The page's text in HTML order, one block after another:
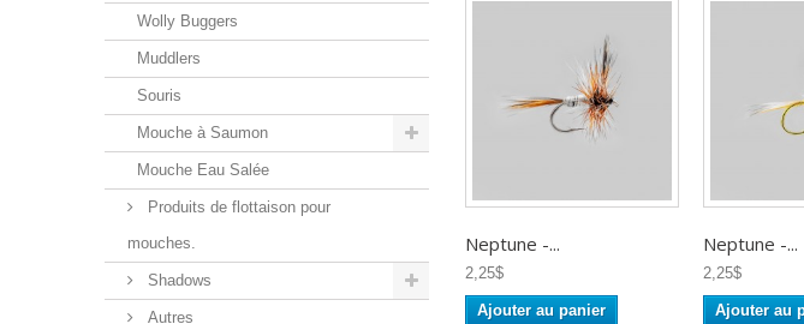
Wolly Buggers
Muddlers
Souris
Mouche à Saumon
Mouche Eau Salée
Produits de flottaison pour
mouches.
Shadows
Autres
Neptune -...
2,25$
Ajouter au panier
Neptune -...
2,25$
Ajouter au